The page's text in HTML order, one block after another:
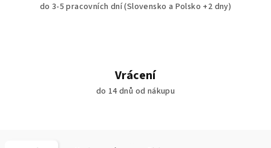
do 3-5 pracovních dní (Slovensko a Polsko +2 dny)
Vrácení
do 14 dnů od nákupu